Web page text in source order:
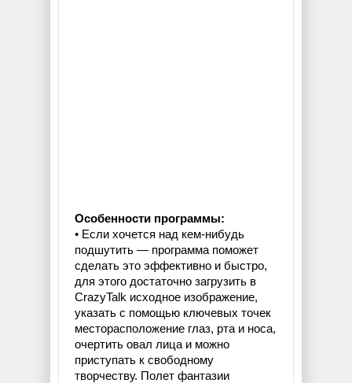
Особенности программы:
• Если хочется над кем-нибудь
подшутить — программа поможет
сделать это эффективно и быстро,
для этого достаточно загрузить в
CrazyTalk исходное изображение,
указать с помощью ключевых точек
месторасположение глаз, рта и носа,
очертить овал лица и можно
приступать к свободному
творчеству. Полет фантазии